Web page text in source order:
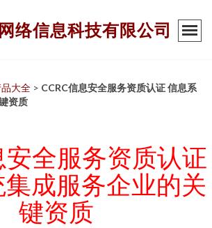
络信息科技有限公司
品大全 > CCRC信息安全服务资质认证 信息系
资质
安全服务资质认证
成服务企业的关
键资质